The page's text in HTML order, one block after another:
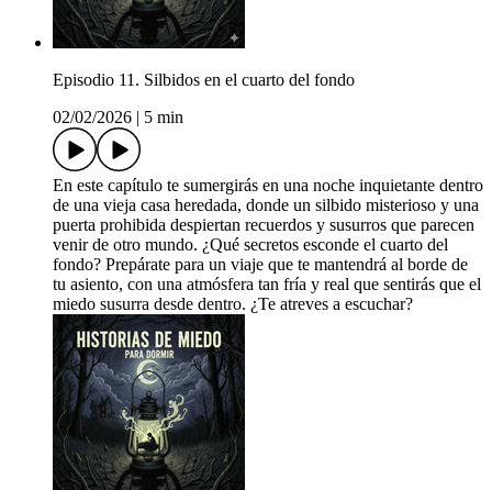
Episodio 11. Silbidos en el cuarto del fondo
02/02/2026
5 min
En este capítulo te sumergirás en una noche inquietante dentro
de una vieja casa heredada, donde un silbido misterioso y una
puerta prohibida despiertan recuerdos y susurros que parecen
venir de otro mundo. ¿Qué secretos esconde el cuarto del
fondo? Prepárate para un viaje que te mantendrá al borde de
tu asiento, con una atmósfera tan fría y real que sentirás que el
miedo susurra desde dentro. ¿Te atreves a escuchar?